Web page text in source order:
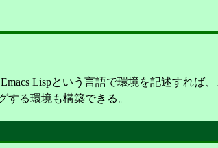
Lispという言語で環境を記述すれば
る環境も構築できる。